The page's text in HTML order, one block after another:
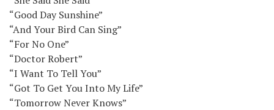
“Good Day Sunshine”
“And Your Bird Can Sing”
“For No One”
“Doctor Robert”
“I Want To Tell You”
“Got To Get You Into My Life”
“Tomorrow Never Knows”